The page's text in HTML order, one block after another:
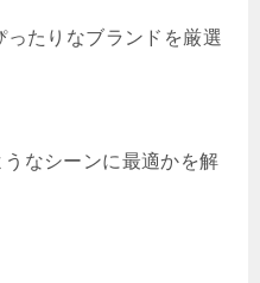
たりなブランドを厳選
なシーンに最適かを解